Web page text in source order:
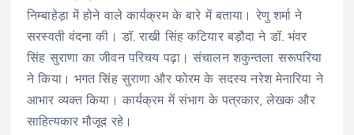
निम्बाहेड़ा में होने वाले कार्यक्रम के बारे में बताया। रेणु शर्मा ने
सरस्वती वंदना की। डॉ. राखी सिंह कटियार बड़ौदा ने डॉ. भंवर
सिंह सुराणा का जीवन परिचय पढ़ा। संचालन शकुन्तला सरूपरिया
ने किया। भगत सिंह सुराणा और फोरम के सदस्य नरेश मेनारिया ने
आभार व्यक्त किया। कार्यक्रम में संभाग के पत्रकार, लेखक और
साहित्यकार मौजूद रहे।